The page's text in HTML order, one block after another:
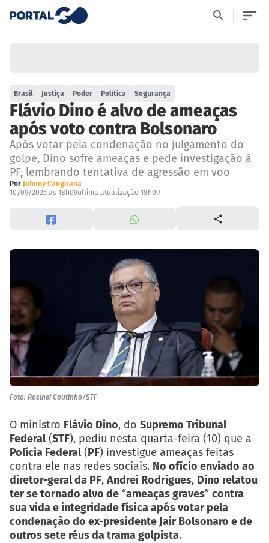
Brasil Justiça Poder Política Segurança
Flávio Dino é alvo de ameaças
após voto contra Bolsonaro
Após votar pela condenação no julgamento do
golpe, Dino sofre ameaças e pede investigação à
PF, lembrando tentativa de agressão em voo
Por Johnny Cangirana
10/09/2025 às 18h09última atualização 18h09
Foto: Rosinei Coutinho/STF
O ministro Flávio Dino, do Supremo Tribunal
Federal(STF), pediu nesta quarta-feira (10) que a
Polícia Federal(PF) investigue ameaças feitas
contra ele nas redes sociais. No ofício enviado ao
diretor-geral da PF, Andrei Rodrigues, Dino relatou
ter se tornado alvo de “ameaças graves” contra
sua vida e integridade física após votar pela
condenação do ex-presidente Jair Bolsonaro e de
outros sete réus da trama golpista.